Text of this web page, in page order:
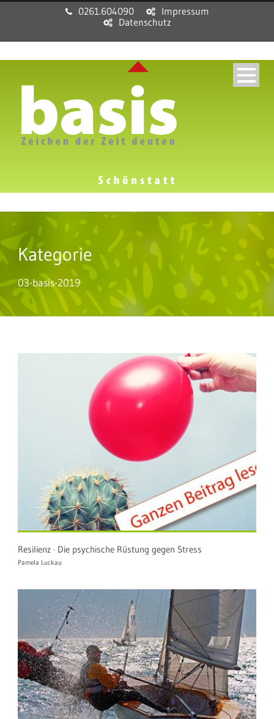
0261.604090
Impressum
Datenschutz
Kategorie
03-basis-2019
Resilienz · Die psychische Rüstung gegen Stress
Pamela Luckau